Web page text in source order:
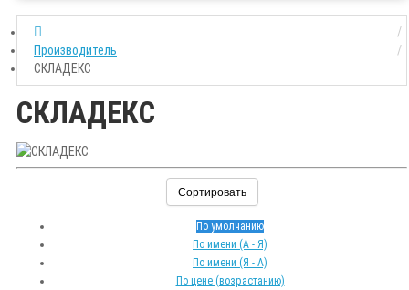
Производитель
СКЛАДЕКС
СКЛАДЕКС
Сортировать
По умолчанию
По имени (A - Я)
По имени (Я - A)
По цене (возрастанию)